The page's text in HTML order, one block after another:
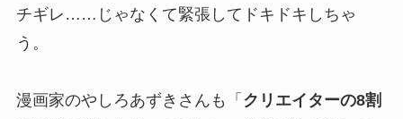
チギレ……じゃなくて緊張してドキドキしちゃ
う。
漫画家のやしろあずきさんも「 クリエイターの8割